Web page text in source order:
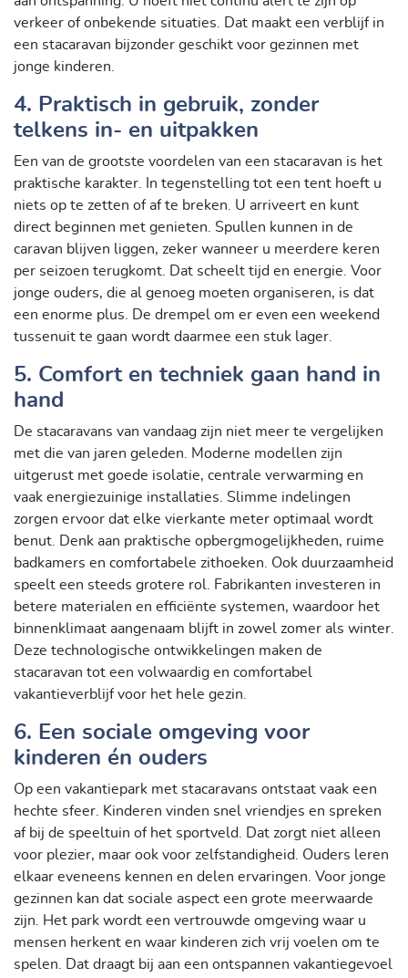
verkeer of onbekende situaties. Dat maakt een verblijf in
een stacaravan bijzonder geschikt voor gezinnen met
jonge kinderen.
4. Praktisch in gebruik, zonder
telkens in- en uitpakken
Een van de grootste voordelen van een stacaravan is het
praktische karakter. In tegenstelling tot een tent hoeft u
niets op te zetten of af te breken. U arriveert en kunt
direct beginnen met genieten. Spullen kunnen in de
caravan blijven liggen, zeker wanneer u meerdere keren
per seizoen terugkomt. Dat scheelt tijd en energie. Voor
jonge ouders, die al genoeg moeten organiseren, is dat
een enorme plus. De drempel om er even een weekend
tussenuit te gaan wordt daarmee een stuk lager.
5. Comfort en techniek gaan hand in
hand
De stacaravans van vandaag zijn niet meer te vergelijken
met die van jaren geleden. Moderne modellen zijn
uitgerust met goede isolatie, centrale verwarming en
vaak energiezuinige installaties. Slimme indelingen
zorgen ervoor dat elke vierkante meter optimaal wordt
benut. Denk aan praktische opbergmogelijkheden, ruime
badkamers en comfortabele zithoeken. Ook duurzaamheid
speelt een steeds grotere rol. Fabrikanten investeren in
betere materialen en efficiënte systemen, waardoor het
binnenklimaat aangenaam blijft in zowel zomer als winter.
Deze technologische ontwikkelingen maken de
stacaravan tot een volwaardig en comfortabel
vakantieverblijf voor het hele gezin.
6. Een sociale omgeving voor
kinderen én ouders
Op een vakantiepark met stacaravans ontstaat vaak een
hechte sfeer. Kinderen vinden snel vriendjes en spreken
af bij de speeltuin of het sportveld. Dat zorgt niet alleen
voor plezier, maar ook voor zelfstandigheid. Ouders leren
elkaar eveneens kennen en delen ervaringen. Voor jonge
gezinnen kan dat sociale aspect een grote meerwaarde
zijn. Het park wordt een vertrouwde omgeving waar u
mensen herkent en waar kinderen zich vrij voelen om te
spelen. Dat draagt bij aan een ontspannen vakantiegevoel